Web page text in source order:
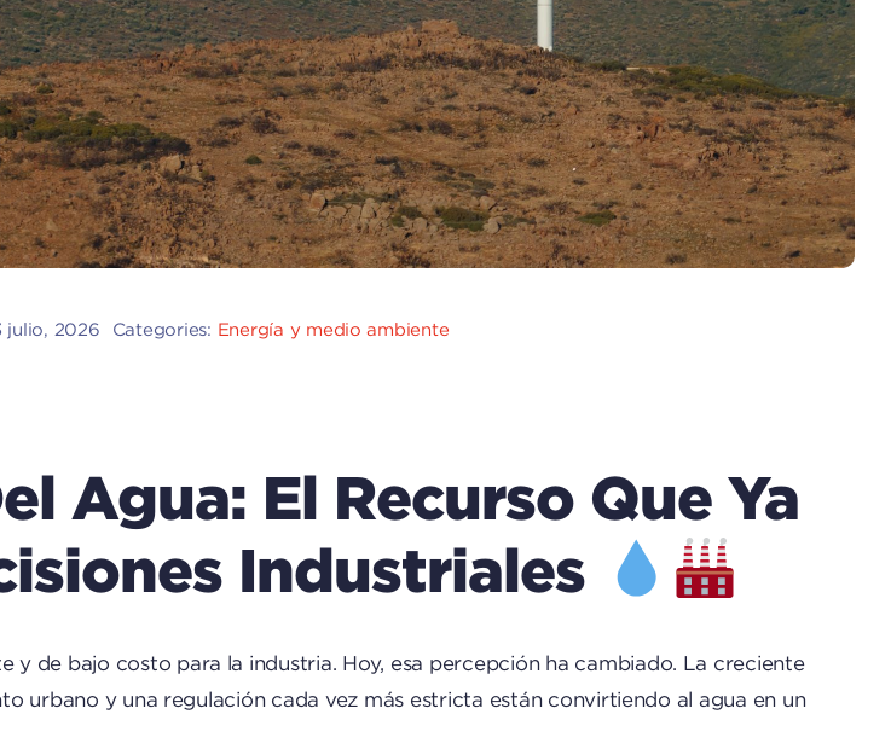
julio, 2026 Categories: Energía y medio ambiente
Agua: El Recurso Que Ya
Industriales
y de bajo costo para la industria. Hoy, esa percepción ha cambiado. La creciente
urbano y una regulación cada vez más estricta están convirtiendo al agua en un